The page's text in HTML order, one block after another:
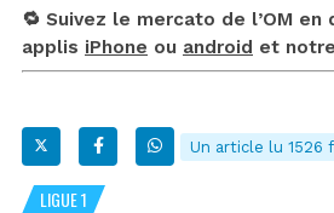
🔁 Suivez le mercato de l’OM en
applis iPhone ou android et
Un article lu 1526
LIGUE 1